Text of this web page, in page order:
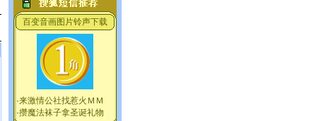
百变音画图片铃声下载
·来激情公社找惹火ＭＭ
·攒魔法袜子拿圣诞礼物